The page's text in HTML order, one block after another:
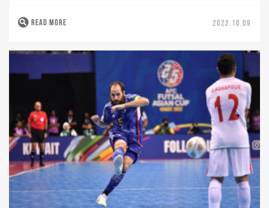
READ MORE 2022.10.09